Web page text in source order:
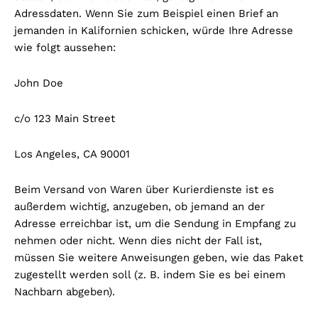
Adressdaten. Wenn Sie zum Beispiel einen Brief an
jemanden in Kalifornien schicken, würde Ihre Adresse
wie folgt aussehen:
John Doe
c/o 123 Main Street
Los Angeles, CA 90001
Beim Versand von Waren über Kurierdienste ist es
außerdem wichtig, anzugeben, ob jemand an der
Adresse erreichbar ist, um die Sendung in Empfang zu
nehmen oder nicht. Wenn dies nicht der Fall ist,
müssen Sie weitere Anweisungen geben, wie das Paket
zugestellt werden soll (z. B. indem Sie es bei einem
Nachbarn abgeben).